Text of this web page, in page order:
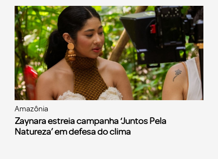
Amazônia
Zaynara estreia campanha ‘Juntos Pela
Natureza’ em defesa do clima